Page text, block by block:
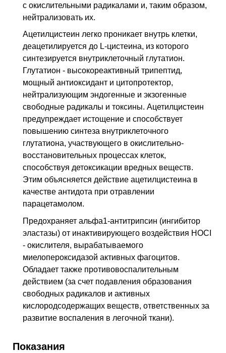
с окислительными радикалами и, таким образом,
нейтрализовать их.
Ацетилцистеин легко проникает внутрь клетки,
деацетилируется до L-цистеина, из которого
синтезируется внутриклеточный глутатион.
Глутатион - высокореактивный трипептид,
мощный антиоксидант и цитопротектор,
нейтрализующим эндогенные и экзогенные
свободные радикалы и токсины. Ацетилцистеин
предупреждает истощение и способствует
повышению синтеза внутриклеточного
глутатиона, участвующего в окислительно-
восстановительных процессах клеток,
способствуя детоксикации вредных веществ.
Этим объясняется действие ацетилцистеина в
качестве антидота при отравлении
парацетамолом.
Предохраняет альфа1-антитрипсин (ингибитор
эластазы) от инактивирующего воздействия HOCI
- окислителя, вырабатываемого
миелопероксидазой активных фагоцитов.
Обладает также противовоспалительным
действием (за счет подавления образования
свободных радикалов и активных
кислородсодержащих веществ, ответственных за
развитие воспаления в легочной ткани).
Показания